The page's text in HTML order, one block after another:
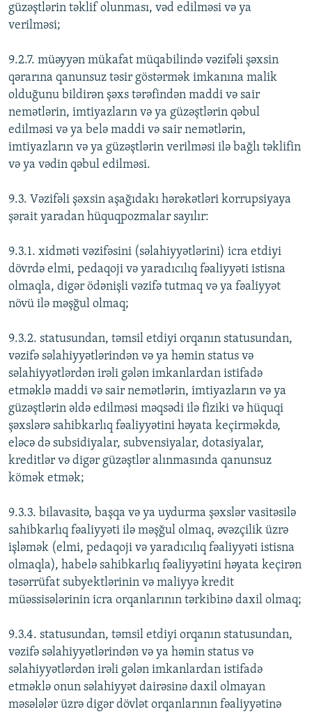
güzəştlərin təklif olunması, vəd edilməsi və ya
verilməsi;
9.2.7. müəyyən mükafat müqabilində vəzifəli şəxsin
qərarına qanunsuz təsir göstərmək imkanına malik
olduğunu bildirən şəxs tərəfindən maddi və sair
nemətlərin, imtiyazların və ya güzəştlərin qəbul
edilməsi və ya belə maddi və sair nemətlərin,
imtiyazların və ya güzəştlərin verilməsi ilə bağlı təklifin
və ya vədin qəbul edilməsi.
9.3. Vəzifəli şəxsin aşağıdakı hərəkətləri korrupsiyaya
şərait yaradan hüquqpozmalar sayılır:
9.3.1. xidməti vəzifəsini (səlahiyyətlərini) icra etdiyi
dövrdə elmi, pedaqoji və yaradıcılıq fəaliyyəti istisna
olmaqla, digər ödənişli vəzifə tutmaq və ya fəaliyyət
növü ilə məşğul olmaq;
9.3.2. statusundan, təmsil etdiyi orqanın statusundan,
vəzifə səlahiyyətlərindən və ya həmin status və
səlahiyyətlərdən irəli gələn imkanlardan istifadə
etməklə maddi və sair nemətlərin, imtiyazların və ya
güzəştlərin əldə edilməsi məqsədi ilə fiziki və hüquqi
şəxslərə sahibkarlıq fəaliyyətini həyata keçirməkdə,
eləcə də subsidiyalar, subvensiyalar, dotasiyalar,
kreditlər və digər güzəştlər alınmasında qanunsuz
kömək etmək;
9.3.3. bilavasitə, başqa və ya uydurma şəxslər vasitəsilə
sahibkarlıq fəaliyyəti ilə məşğul olmaq, əvəzçilik üzrə
işləmək (elmi, pedaqoji və yaradıcılıq fəaliyyəti istisna
olmaqla), habelə sahibkarlıq fəaliyyətini həyata keçirən
təsərrüfat subyektlərinin və maliyyə kredit
müəssisələrinin icra orqanlarının tərkibinə daxil olmaq;
9.3.4. statusundan, təmsil etdiyi orqanın statusundan,
vəzifə səlahiyyətlərindən və ya həmin status və
səlahiyyətlərdən irəli gələn imkanlardan istifadə
etməklə onun səlahiyyət dairəsinə daxil olmayan
məsələlər üzrə digər dövlət orqanlarının fəaliyyətinə